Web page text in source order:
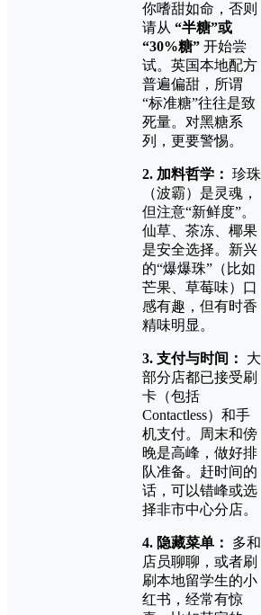
你嗜甜如命，否则
请从 “半糖”或
“30%糖” 开始尝
试。英国本地配方
普遍偏甜，所谓
“标准糖”往往是致
死量。对黑糖系
列，更要警惕。
2. 加料哲学： 珍珠
（波霸）是灵魂，
但注意“新鲜度”。
仙草、茶冻、椰果
是安全选择。新兴
的“爆爆珠”（比如
芒果、草莓味）口
感有趣，但有时香
精味明显。
3. 支付与时间：
大
部分店都已接受刷
卡（包括
Contactless）和手
机支付。周末和傍
晚是高峰，做好排
队准备。赶时间的
话，可以错峰或选
择非市中心分店。
4. 隐藏菜单：
多和
店员聊聊，或者刷
刷本地留学生的小
红书，经常有惊